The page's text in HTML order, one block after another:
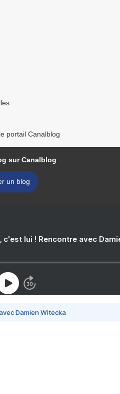
portail Canalblog
sur Canalblog
un blog
lui ! Rencontre avec
Damien Witecka